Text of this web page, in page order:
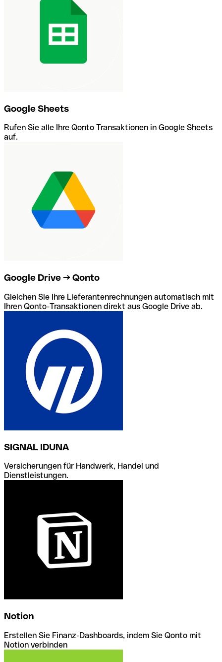
Google Sheets
Rufen Sie alle Ihre Qonto Transaktionen in Google Sheets
auf.
Google Drive → Qonto
Gleichen Sie Ihre Lieferantenrechnungen automatisch mit
Ihren Qonto-Transaktionen direkt aus Google Drive ab.
SIGNAL IDUNA
Versicherungen für Handwerk, Handel und
Dienstleistungen.
Notion
Erstellen Sie Finanz-Dashboards, indem Sie Qonto mit
Notion verbinden